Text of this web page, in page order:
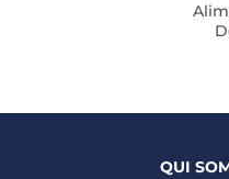
QUI